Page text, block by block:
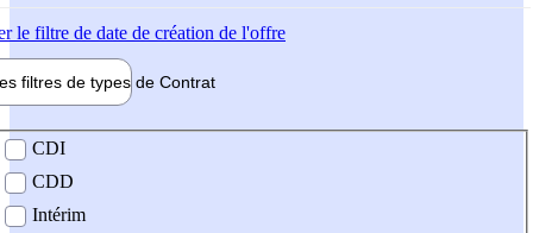
le filtre de date de création de l'offre
filtres de types de Contrat
contrat
CDI
CDD
Intérim